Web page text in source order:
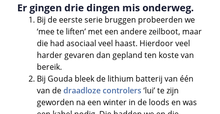
Er gingen drie dingen mis onderweg.
Bij de eerste serie bruggen probeerden we
‘mee te liften’ met een andere zeilboot, maar
die had asociaal veel haast. Hierdoor veel
harder gevaren dan gepland ten koste van
bereik.
Bij Gouda bleek de lithium batterij van één
van dedraadloze controlers ‘lui’ te zijn
geworden na een winter in de loods en was